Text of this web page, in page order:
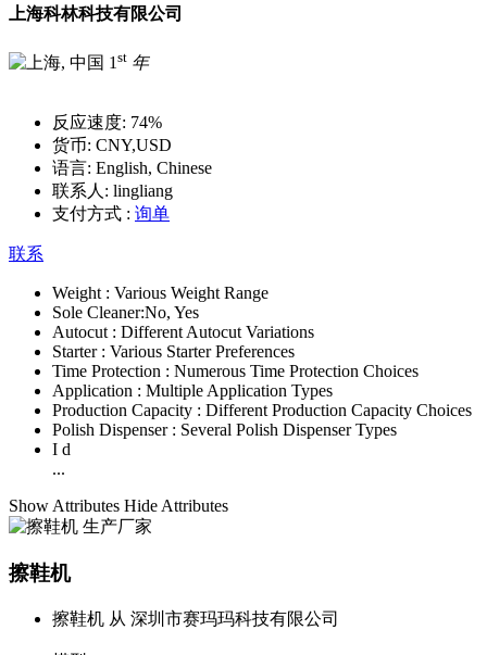
上海科林科技有限公司
1 st 年
反应速度: 74%
货币: CNY,USD
语言: English, Chinese
联系人: lingliang
支付方式 : 询单
联系
Weight : Various Weight Range
Sole Cleaner:No, Yes
Autocut : Different Autocut Variations
Starter : Various Starter Preferences
Time Protection : Numerous Time Protection Choices
Application : Multiple Application Types
Production Capacity : Different Production Capacity Choices
Polish Dispenser : Several Polish Dispenser Types
I d
...
Show Attributes Hide Attributes
擦鞋机
擦鞋机 从 深圳市赛玛玛科技有限公司